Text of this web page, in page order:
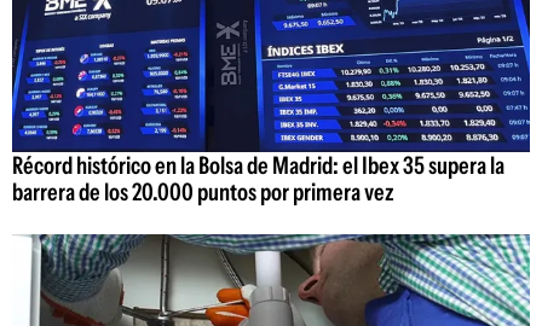
Récord histórico en la Bolsa de Madrid: el Ibex 35 supera la
barrera de los 20.000 puntos por primera vez